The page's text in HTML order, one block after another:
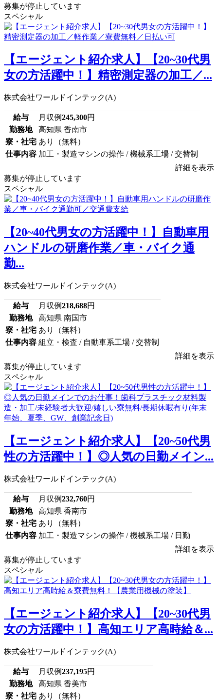
募集が停止しています
スペシャル
【エージェント紹介求人】【20~30代男
女の方活躍中！】精密測定器の加工／...
株式会社ワールドインテック(A)
給与 月収例245,300円
勤務地
高知県 香南市
寮・社宅 あり（無料）
仕事内容 加工・製造マシンの操作 / 機械系工場 / 交替制
詳細を表示
募集が停止しています
スペシャル
【20~40代男女の方活躍中！】自動車用
ハンドルの研磨作業／車・バイク通
勤...
株式会社ワールドインテック(A)
給与 月収例218,688円
勤務地
高知県 南国市
寮・社宅 あり（無料）
仕事内容 組立・検査 / 自動車系工場 / 交替制
詳細を表示
募集が停止しています
スペシャル
【エージェント紹介求人】【20~50代男
性の方活躍中！】◎人気の日勤メイン...
株式会社ワールドインテック(A)
給与 月収例232,760円
勤務地
高知県 香南市
寮・社宅 あり（無料）
仕事内容 加工・製造マシンの操作 / 機械系工場 / 日勤
詳細を表示
募集が停止しています
スペシャル
【エージェント紹介求人】【20~30代男
女の方活躍中！】高知エリア高時給＆...
株式会社ワールドインテック(A)
給与 月収例237,195円
勤務地
高知県 香美市
寮・社宅 あり（無料）